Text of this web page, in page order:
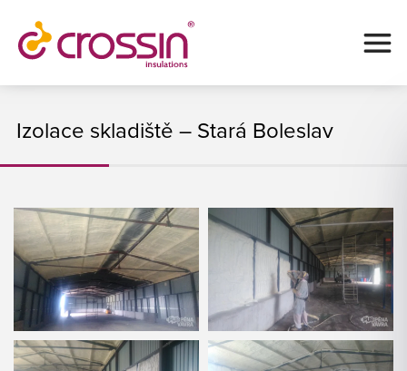
Izolace skladiště – Stará Boleslav